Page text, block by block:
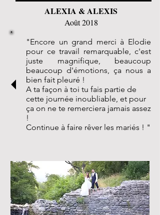
ALEXIA & ALEXIS
Août 2018
"Encore un grand merci à Elodie
pour ce travail remarquable, c'est
juste magnifique, beaucoup
beaucoup d'émotions, ça nous a
bien fait pleuré !
A ta façon à toi tu fais partie de
cette journée inoubliable, et pour
ça on ne te remerciera jamais assez
!
Continue à faire rêver les mariés ! "